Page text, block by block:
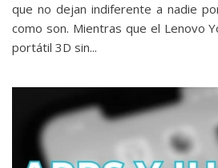
que no dejan indiferente a nadie
como son. Mientras que el Lenovo
portátil 3D sin...